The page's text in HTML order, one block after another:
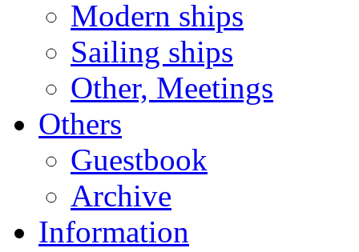
Modern ships
Sailing ships
Other, Meetings
Others
Guestbook
Archive
Information